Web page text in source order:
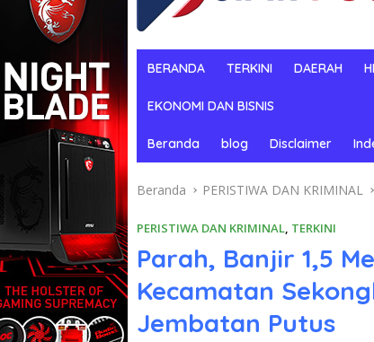
BERANDA TERKINI DAERAH
EKONOMI DAN BISNIS
Beranda blog Disclaimer
Beranda PERISTIWA DAN KRIMINAL
PERISTIWA DAN KRIMINAL, TERKINI
Parah, Banjir 1,5
Kecamatan
Jembatan Putus